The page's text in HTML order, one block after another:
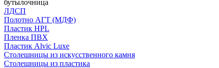
бутылочница
ЛДСП
Полотно АГТ (МДФ)
Пластик HPL
Пленка ПВХ
Пластик Alvic Luxe
Столешницы из искусственного камня
Столешницы из пластика